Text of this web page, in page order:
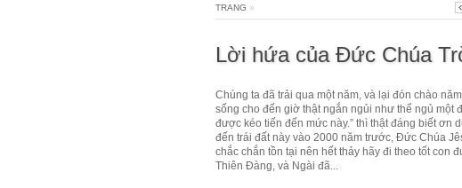
TRANG »
Lời hứa của Đức Chúa
Chúng ta đã trải qua một năm, và lại đón chào
sống cho đến giờ thật ngắn ngủi như thể ngủ một
được kéo tiến đến mức này.” thì thật đáng biết
đến trái đất này vào 2000 năm trước, Đức Chúa
chắc chắn tồn tại nên hết thảy hãy đi theo tốt
Thiên Đàng, và Ngài đã...